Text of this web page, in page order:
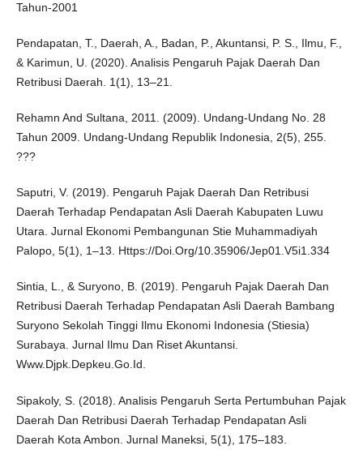
Tahun-2001
Pendapatan, T., Daerah, A., Badan, P., Akuntansi, P. S., Ilmu, F.,
& Karimun, U. (2020). Analisis Pengaruh Pajak Daerah Dan
Retribusi Daerah. 1(1), 13–21.
Rehamn And Sultana, 2011. (2009). Undang-Undang No. 28
Tahun 2009. Undang-Undang Republik Indonesia, 2(5), 255.
???
Saputri, V. (2019). Pengaruh Pajak Daerah Dan Retribusi
Daerah Terhadap Pendapatan Asli Daerah Kabupaten Luwu
Utara. Jurnal Ekonomi Pembangunan Stie Muhammadiyah
Palopo, 5(1), 1–13. Https://Doi.Org/10.35906/Jep01.V5i1.334
Sintia, L., & Suryono, B. (2019). Pengaruh Pajak Daerah Dan
Retribusi Daerah Terhadap Pendapatan Asli Daerah Bambang
Suryono Sekolah Tinggi Ilmu Ekonomi Indonesia (Stiesia)
Surabaya. Jurnal Ilmu Dan Riset Akuntansi.
Www.Djpk.Depkeu.Go.Id.
Sipakoly, S. (2018). Analisis Pengaruh Serta Pertumbuhan Pajak
Daerah Dan Retribusi Daerah Terhadap Pendapatan Asli
Daerah Kota Ambon. Jurnal Maneksi, 5(1), 175–183.